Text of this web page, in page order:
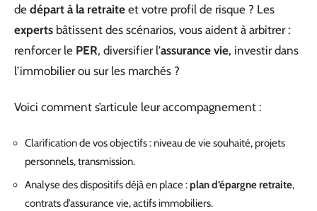
de départ à la retraite et votre profil de risque ? Les
experts bâtissent des scénarios, vous aident à arbitrer :
renforcer le PER, diversifier l’assurance vie, investir dans
l’immobilier ou sur les marchés ?
Voici comment s’articule leur accompagnement :
Clarification de vos objectifs : niveau de vie souhaité, projets
personnels, transmission.
Analyse des dispositifs déjà en place :plan d’épargne retraite,
contrats d’assurance vie, actifs immobiliers.